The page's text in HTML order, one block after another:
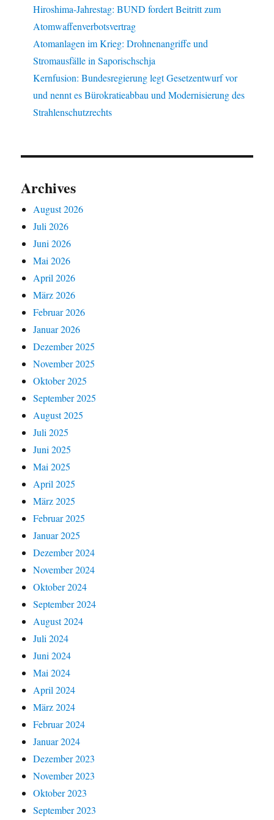
Hiroshima-Jahrestag: BUND fordert Beitritt zum
Atomwaffenverbotsvertrag
Atomanlagen im Krieg: Drohnenangriffe und
Stromausfälle in Saporischschja
Kernfusion: Bundesregierung legt Gesetzentwurf vor
und nennt es Bürokratieabbau und Modernisierung des
Strahlenschutzrechts
Archives
August 2026
Juli 2026
Juni 2026
Mai 2026
April 2026
März 2026
Februar 2026
Januar 2026
Dezember 2025
November 2025
Oktober 2025
September 2025
August 2025
Juli 2025
Juni 2025
Mai 2025
April 2025
März 2025
Februar 2025
Januar 2025
Dezember 2024
November 2024
Oktober 2024
September 2024
August 2024
Juli 2024
Juni 2024
Mai 2024
April 2024
März 2024
Februar 2024
Januar 2024
Dezember 2023
November 2023
Oktober 2023
September 2023